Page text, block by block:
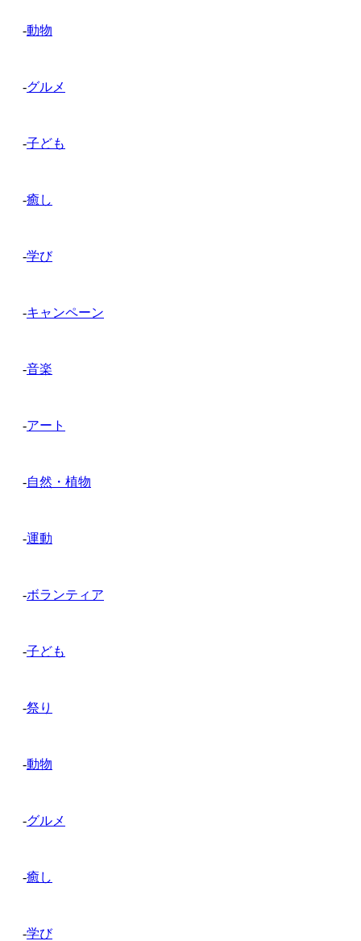
-動物
-グルメ
-子ども
-癒し
-学び
-キャンペーン
-音楽
-アート
-自然・植物
-運動
-ボランティア
-子ども
-祭り
-動物
-グルメ
-癒し
-学び